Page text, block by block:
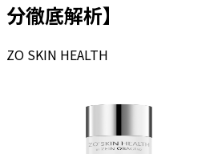
分徹底解析】
ZO SKIN HEALTH